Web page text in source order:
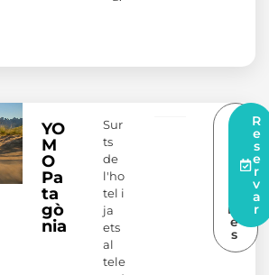
YO
M
O
Pa
ta
gò
nia
Sur
ts
de
l'ho
tel i
ja
ets
al
tele
S
e
r-
m
é
s
R
e
s
e
r
v
a
r